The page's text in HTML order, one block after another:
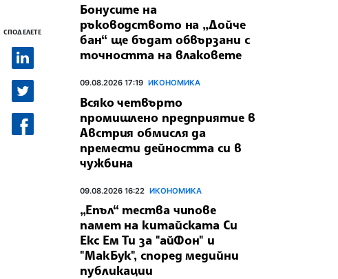
СПОДЕЛЕТЕ
Бонусите на
ръководството на „Дойче
бан“ ще бъдат обвързани с
точността на влаковете
09.08.2026 17:19 ИКОНОМИКА
Всяко четвърто
промишлено предприятие в
Австрия обмисля да
премести дейността си в
чужбина
09.08.2026 16:22 ИКОНОМИКА
„Епъл“ тества чипове
памет на китайската Си
Екс Ем Ти за "айФон" и
"МакБук", според медийни
публикации